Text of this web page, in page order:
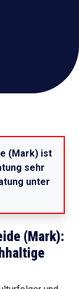
(Mark) ist
sehr
unter
(Mark):